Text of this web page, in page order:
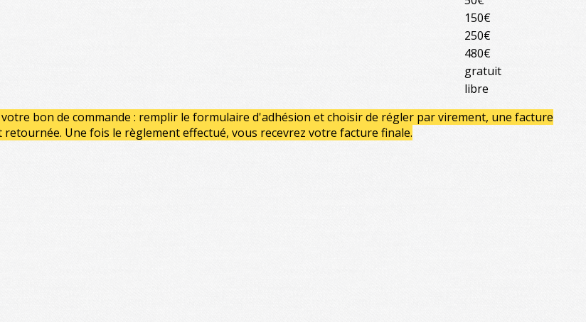
150€
250€
480€
gratuit
libre
bon de commande : remplir le formulaire d'adhésion et choisir de régler par virement, une facture
Une fois le règlement effectué, vous recevrez votre facture finale.